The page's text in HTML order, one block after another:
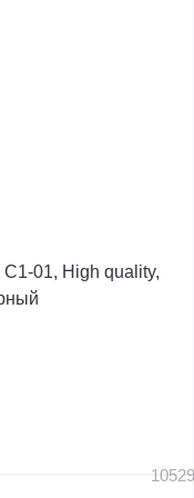
01, High quality,